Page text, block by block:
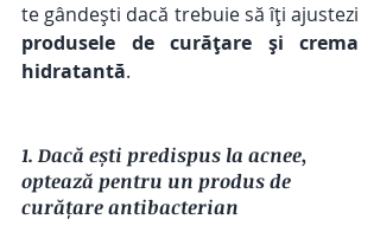
produsele de curățare și crema
hidratantă.
1. Dacă ești predispus la acnee,
optează pentru un produs de
curățare antibacterian